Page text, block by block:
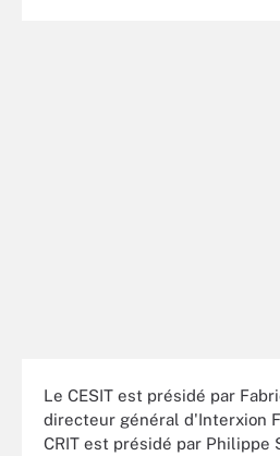
Le CESIT est présidé par
directeur général d'Interxion
CRIT est présidé par Philippe